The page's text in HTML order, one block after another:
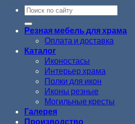
Резная мебель для храма
Оплата и доставка
Каталог
Иконостасы
Интерьер храма
Полки для икон
Иконы резные
Могильные кресты
Галерея
Производство